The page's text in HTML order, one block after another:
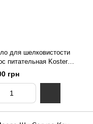
для шелковистости
питательная Koster
Oil 100мл
грн